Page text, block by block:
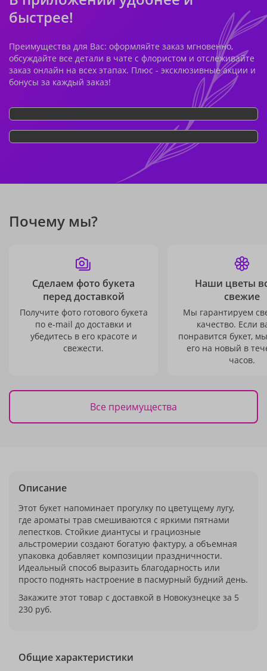
быстрее!
Преимущества для Вас: оформляйте заказ мгновенно,
обсуждайте все детали в чате с флористом и отслеживайте
заказ онлайн на всех этапах. Плюс - эксклюзивные акции и
бонусы за каждый заказ!
Почему мы?
Сделаем фото букета
перед доставкой
Получите фото готового букета
по e-mail до доставки и
убедитесь в его красоте и
свежести.
Наши цветы
свежие
Мы гарантируем
качество. Если
понравится букет,
его на новый в
часов.
Все преимущества
Описание
Этот букет напоминает прогулку по цветущему лугу,
где ароматы трав смешиваются с яркими пятнами
лепестков. Стойкие диантусы и грациозные
альстромерии создают богатую фактуру, а объемная
упаковка добавляет композиции праздничности.
Идеальный способ выразить благодарность или
просто поднять настроение в пасмурный будний день.
Закажите этот товар с доставкой в Новокузнецке за 5
230 руб.
Общие характеристики